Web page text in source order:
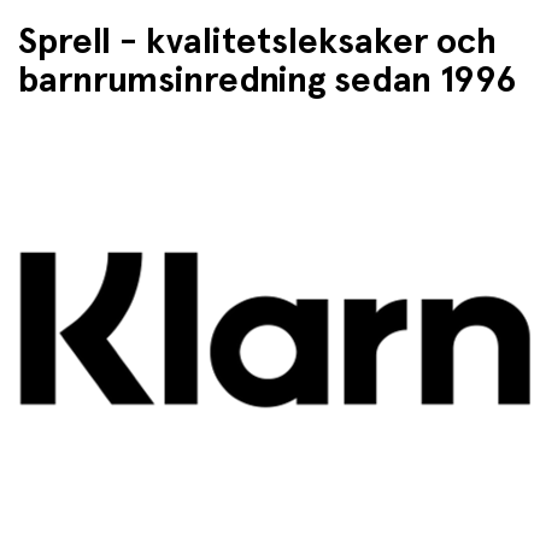
Sprell - kvalitetsleksaker och
barnrumsinredning sedan 1996